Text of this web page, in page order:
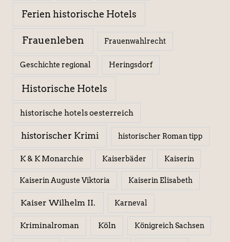
Ferien historische Hotels
Frauenleben Frauenwahlrecht
Geschichte regional Heringsdorf
Historische Hotels
historische hotels oesterreich
historischer Krimi historischer Roman tipp
K & K Monarchie Kaiserbäder Kaiserin
Kaiserin Auguste Viktoria Kaiserin Elisabeth
Kaiser Wilhelm II. Karneval
Kriminalroman Köln Königreich Sachsen